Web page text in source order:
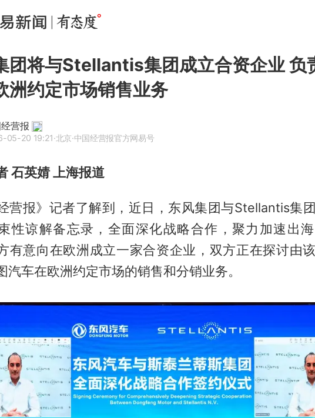
团将与Stellantis集团成立合资企业 负
洲约定市场销售业务
营报
05-20 19:21·北京·中国经营报官方网易号
石英婧 上海报道
营报》记者了解到，近日，东风集团与Stellantis集
性谅解备忘录，全面深化战略合作，聚力加速出
有意向在欧洲成立一家合资企业，双方正在探讨由
汽车在欧洲约定市场的销售和分销业务。